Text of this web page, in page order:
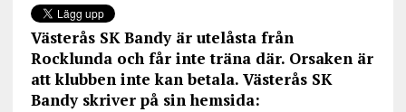
Västerås SK Bandy är utelåsta från
Rocklunda och får inte träna där. Orsaken är
att klubben inte kan betala. Västerås SK
Bandy skriver på sin hemsida: